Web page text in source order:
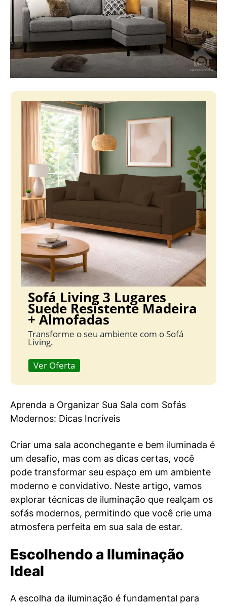
Sofá Living 3 Lugares
Suede Resistente Madeira
+ Almofadas
Transforme o seu ambiente com o Sofá
Living.
Ver Oferta
Aprenda a Organizar Sua Sala com Sofás
Modernos: Dicas Incríveis
Criar uma sala aconchegante e bem iluminada é
um desafio, mas com as dicas certas, você
pode transformar seu espaço em um ambiente
moderno e convidativo. Neste artigo, vamos
explorar técnicas de iluminação que realçam os
sofás modernos, permitindo que você crie uma
atmosfera perfeita em sua sala de estar.
Escolhendo a Iluminação
Ideal
A escolha da iluminação é fundamental para